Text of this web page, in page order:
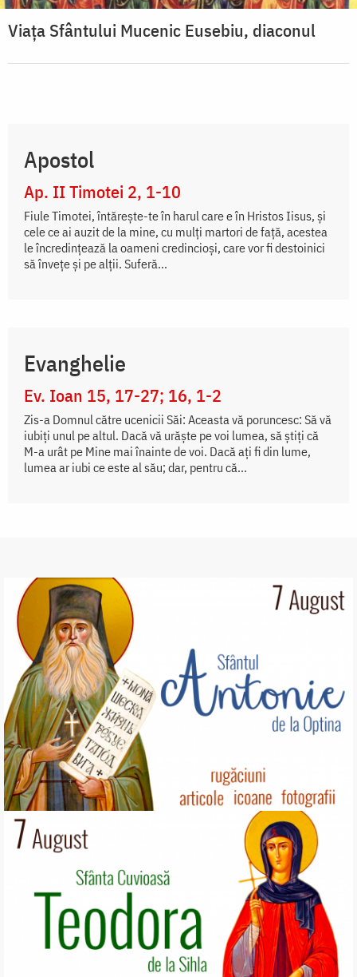
Viața Sfântului Mucenic Eusebiu, diaconul
Apostol
Ap. II Timotei 2, 1-10
Fiule Timotei, întăreşte-te în harul care e în Hristos Iisus, şi
cele ce ai auzit de la mine, cu mulţi martori de faţă, acestea
le încredinţează la oameni credincioşi, care vor fi destoinici
să înveţe şi pe alţii. Suferă...
Evanghelie
Ev. Ioan 15, 17-27; 16, 1-2
Zis-a Domnul către ucenicii Săi: Aceasta vă poruncesc: Să vă
iubiți unul pe altul. Dacă vă urăște pe voi lumea, să știți că
M-a urât pe Mine mai înainte de voi. Dacă ați fi din lume,
lumea ar iubi ce este al său; dar, pentru că...